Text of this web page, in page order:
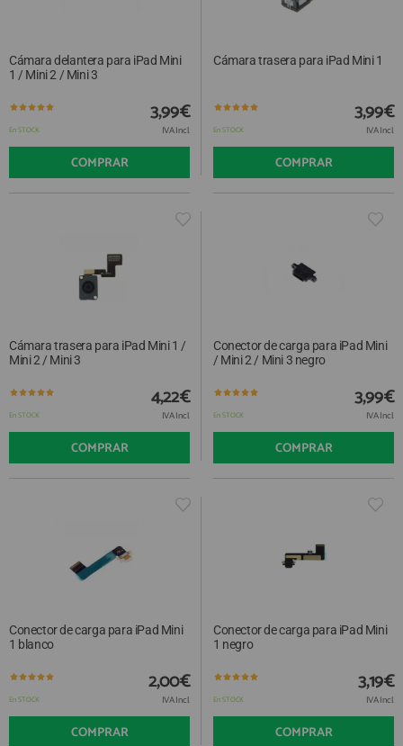
Cámara delantera para iPad Mini
1 / Mini 2 / Mini 3
En STOCK
3,99€
IVA Incl.
COMPRAR
Cámara trasera para iPad Mini 1
En STOCK
3,99€
IVA Incl.
COMPRAR
Cámara trasera para iPad Mini 1 /
Mini 2 / Mini 3
En STOCK
4,22€
IVA Incl.
COMPRAR
Conector de carga para iPad Mini
/ Mini 2 / Mini 3 negro
En STOCK
3,99€
IVA Incl.
COMPRAR
Conector de carga para iPad Mini
1 blanco
En STOCK
2,00€
IVA Incl.
COMPRAR
Conector de carga para iPad Mini
1 negro
En STOCK
3,19€
IVA Incl.
COMPRAR